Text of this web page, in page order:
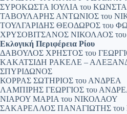
ΣΥΡΟΚΩΣΤΑ ΙΟΥΛΙΑ του
ΤΑΒΟΥΛΑΡΗΣ ΑΝΤΩΝΙΟΣ του
ΤΟΥΛΓΑΡΙΔΗΣ ΘΕΟΔΩΡΟΣ του
ΧΡΥΣΟΒΙΤΣΑΝΟΣ ΝΙΚΟΛΑΟΣ
Εκλογική Περιφέρεια Ρίου
ΔΑΒΟΥΛΟΣ ΧΡΗΣΤΟΣ του
ΚΑΚΑΤΣΙΔΗ ΡΑΚΕΛΕ –
ΣΠΥΡΙΔΩΝΟΣ
ΚΟΡΡΑΣ ΣΩΤΗΡΙΟΣ του ΑΝΔΡΕΑ
ΛΑΜΠΙΡΗΣ ΓΕΩΡΓΙΟΣ του
ΝΙΑΡΟΥ ΜΑΡΙΑ του ΝΙΚΟΛΑΟΥ
ΣΑΚΑΡΕΛΛΟΣ ΠΑΝΑΓΙΩΤΗΣ του